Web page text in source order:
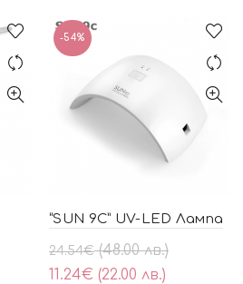
-54%
“SUN 9С” UV-LED Лампа
24.54€ (48.00 лв.)
Original
price
11.24€ (22.00 лв.)
Текущата
цена